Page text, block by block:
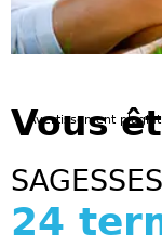
Vous
SAGESSES
24
Avertissement